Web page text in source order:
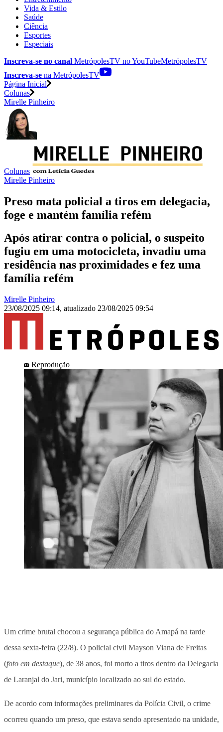
Vida & Estilo
Saúde
Ciência
Esportes
Especiais
Inscreva-se no canal MetrópolesTV noYouTubeMetrópolesTV
Inscreva-se na MetrópolesTV
Página Inicial
Colunas
Mirelle Pinheiro
Colunas
Mirelle Pinheiro
Preso mata policial a tiros em delegacia,
foge e mantém família refém
Após atirar contra o policial, o suspeito
fugiu em uma motocicleta, invadiu uma
residência nas proximidades e fez uma
família refém
Mirelle Pinheiro
23/08/2025 09:14, atualizado 23/08/2025 09:54
Reprodução
Um crime brutal chocou a segurança pública do Amapá na tarde
dessa sexta-feira (22/8). O policial civil Mayson Viana de Freitas
(foto em destaque), de 38 anos, foi morto a tiros dentro da Delegacia
de Laranjal do Jari, município localizado ao sul do estado.
De acordo com informações preliminares da Polícia Civil, o crime
ocorreu quando um preso, que estava sendo apresentado na unidade,